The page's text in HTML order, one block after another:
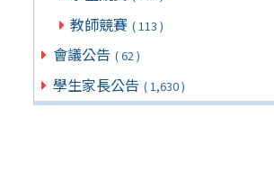
教師競賽 ( 113 )
會議公告 ( 62 )
學生家長公告 ( 1,630 )